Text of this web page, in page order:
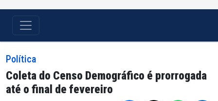
Política
Coleta do Censo Demográfico é prorrogada
até o final de fevereiro